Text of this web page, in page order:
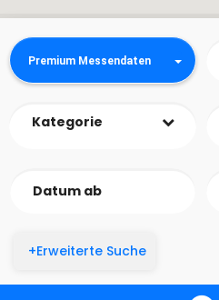
Premium Messendaten
Kategorie
+Erweiterte Suche